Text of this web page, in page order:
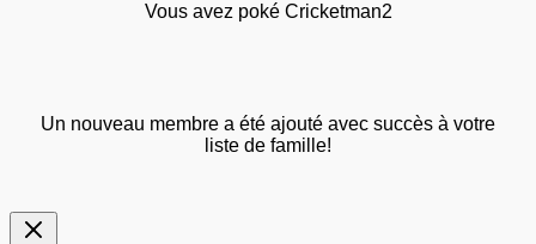
Vous avez poké Cricketman2
Un nouveau membre a été ajouté avec succès à votre
liste de famille!